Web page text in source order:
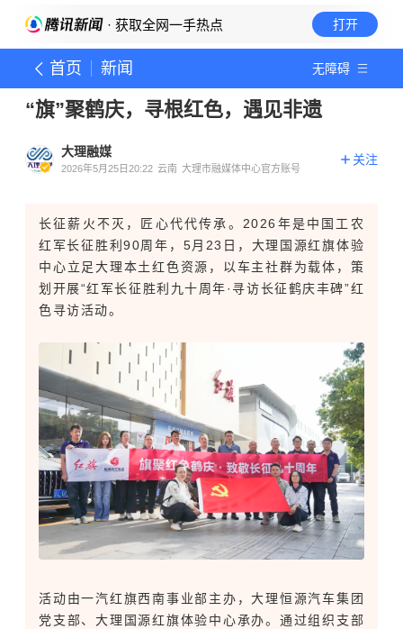
· 获取全网一手热点 打开
首页 新闻 无障碍
“旗”聚鹤庆，寻根红色，遇见非遗
大理融媒
2026年5月25日20:22 云南 大理市融媒体中心官方账号
关注
长征薪火不灭，匠心代代传承。2026年是中国工农
红军长征胜利90周年，5月23日，大理国源红旗体验
中心立足大理本土红色资源，以车主社群为载体，策
划开展“红军长征胜利九十周年·寻访长征鹤庆丰碑”红
色寻访活动。
活动由一汽红旗西南事业部主办，大理恒源汽车集团
党支部、大理国源红旗体验中心承办。通过组织支部